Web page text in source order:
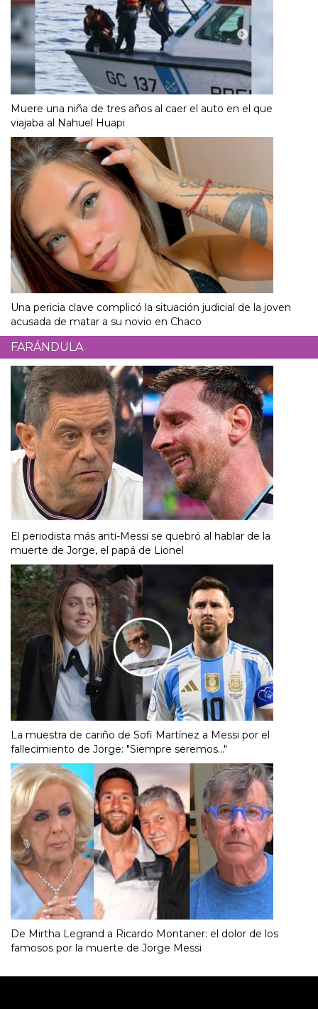
Muere una niña de tres años al caer el auto en el que
viajaba al Nahuel Huapi
Una pericia clave complicó la situación judicial de la joven
acusada de matar a su novio en Chaco
FARÁNDULA
El periodista más anti-Messi se quebró al hablar de la
muerte de Jorge, el papá de Lionel
La muestra de cariño de Sofi Martínez a Messi por el
fallecimiento de Jorge: "Siempre seremos..."
De Mirtha Legrand a Ricardo Montaner: el dolor de los
famosos por la muerte de Jorge Messi